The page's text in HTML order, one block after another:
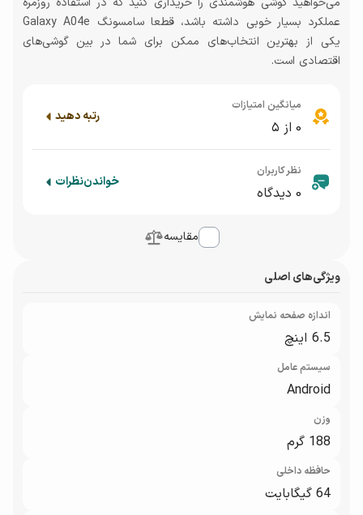
عملکرد بسیار خوبی داشته باشد، قطعا سامسونگ Galaxy A04e
یکی از بهترین انتخاب‌های ممکن برای شما در بین گوشی‌های
اقتصادی است.
میانگین امتیازات
0 از ۵
رتبه دهید
نظر کاربران
0 دیدگاه
خواندننظرات
مقایسه
ویژگی‌های اصلی
اندازه صفحه نمایش
6.5 اینچ
سیستم عامل
Android
وزن
188 گرم
حافظه داخلی
64 گیگابایت